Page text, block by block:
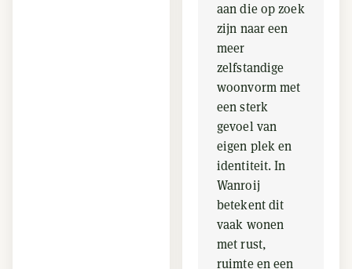
aan die op zoek
zijn naar een
meer
zelfstandige
woonvorm met
een sterk
gevoel van
eigen plek en
identiteit. In
Wanroij
betekent dit
vaak wonen
met rust,
ruimte en een